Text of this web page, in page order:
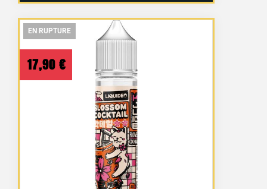
EN RUPTURE
EN RUPTURE
17,90 €
EN RUPTURE